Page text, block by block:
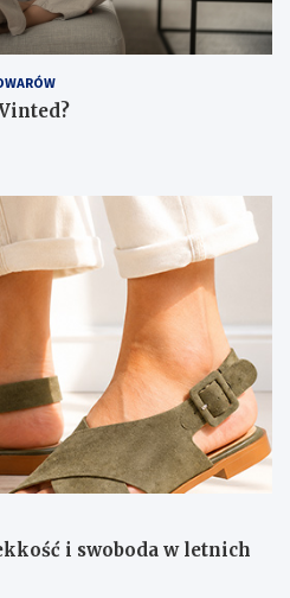
i swoboda w letnich